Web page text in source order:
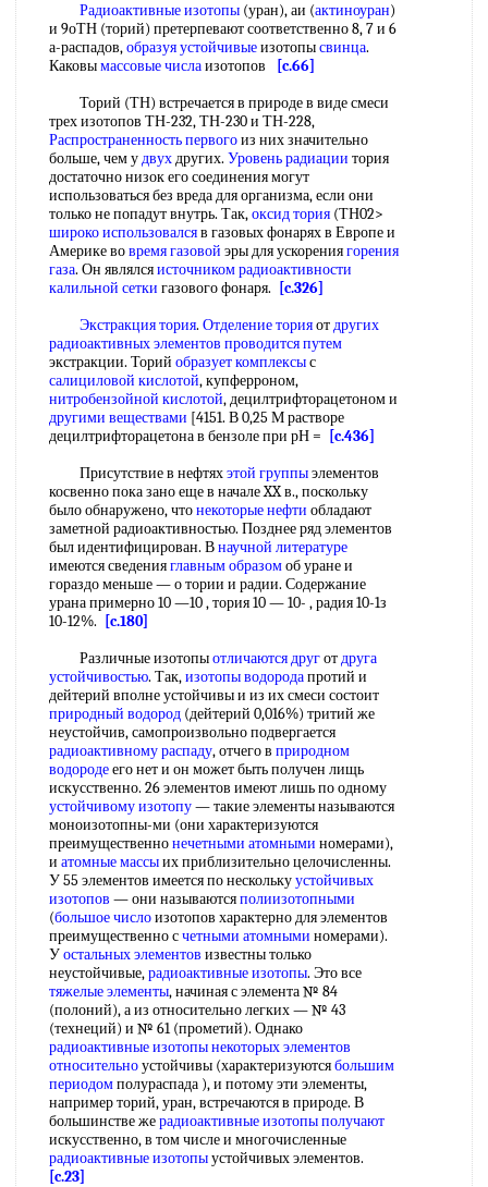
Радиоактивные изотопы (уран), аи (актиноуран)
и 9оТН (торий) претерпевают соответственно 8, 7 и 6
а-распадов,образуя устойчивыеизотопысвинца.
Каковымассовые числаизотопов
[c.66]
Торий (ТН) встречается в природе в виде смеси
трех изотопов ТН-232, ТН-230 и ТН-228,
Распространенность первогоиз них значительно
больше, чем удвухдругих. Уровень радиации тория
достаточно низок его соединения могут
использоваться без вреда для организма, если они
только не попадут внутрь. Так,оксид тория (ТН02>
широко использовалсяв газовых фонарях в Европе и
Америке вовремя газовой эры для ускорениягорения
газа. Он являлсяисточником радиоактивности
калильной сетки газового фонаря.
[c.326]
Экстракция тория. Отделение торияотдругих
радиоактивных элементов проводится путем
экстракции. Торий образует комплексыс
салициловой кислотой, купферроном,
нитробензойной кислотой, децилтрифторацетоном и
другими веществами [4151. В 0,25 М растворе
децилтрифторацетона в бензоле при рН =
[c.436]
Присутствие в нефтяхэтой группыэлементов
косвенно пока зано еще в начале XX в., поскольку
было обнаружено, чтонекоторые нефти обладают
заметной радиоактивностью. Позднее ряд элементов
был идентифицирован. Внаучной литературе
имеются сведенияглавным образомоб уране и
гораздо меньше — о тории и радии. Содержание
урана примерно 10 —10 , тория 10 — 10- , радия 10-1з
10-12%.
[c.180]
Различные изотопыотличаются друготдруга
устойчивостью. Так,изотопы водородапротий и
дейтерий вполне устойчивы и из их смеси состоит
природный водород (дейтерий 0,016%) тритий же
неустойчив, самопроизвольно подвергается
радиоактивному распаду, отчего в природном
водородеего нет и он может быть получен лищь
искусственно. 26 элементов имеют лишь по одному
устойчивому изотопу— такие элементы называются
моноизотопны-ми (они характеризуются
преимущественнонечетными атомными номерами),
и атомные массыих приблизительно целочисленны.
У 55 элементов имеется по несколькуустойчивых
изотопов — они называютсяполиизотопными
(большое числоизотопов характерно для элементов
преимущественно счетными атомными номерами).
Уостальных элементов известны только
неустойчивые,радиоактивные изотопы. Это все
тяжелые элементы, начиная с элемента № 84
(полоний), а из относительно легких — № 43
(технеций) и № 61 (прометий). Однако
радиоактивные изотопы некоторыхэлементов
относительноустойчивы (характеризуютсябольшим
периодомполураспада ), и потому эти элементы,
например торий, уран, встречаются в природе. В
большинстве жерадиоактивные изотопы получают
искусственно, в том числе и многочисленные
радиоактивные изотопыустойчивых элементов.
[c.23]